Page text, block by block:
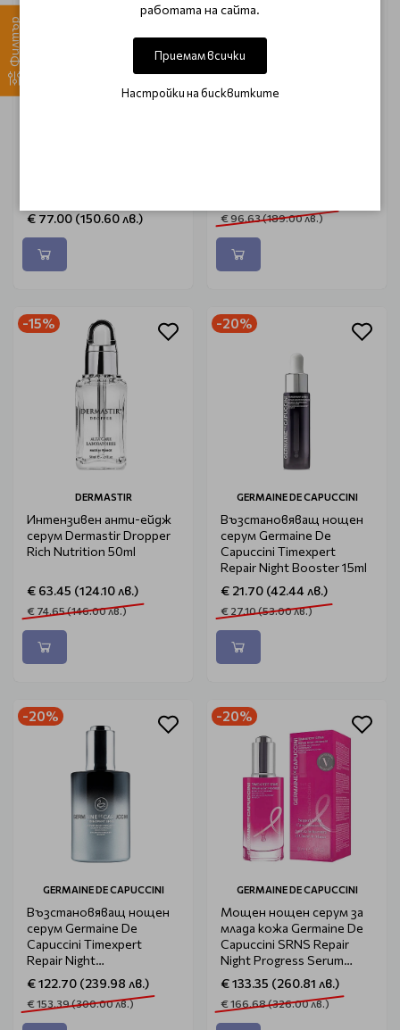
Филтър
€ 77.00 (150.60 лв.) € 96.63 (189.00 лв.)
-15%
DERMASTIR
Интензивен анти-ейдж
серум Dermastir Dropper
Rich Nutrition 50ml
€ 63.45 (124.10 лв.)
€ 74.65 (146.00 лв.)
-20%
GERMAINE DE CAPUCCINI
Възстановяващ нощен
серум Germaine De
Capuccini Timexpert
Repair Night Booster 15ml
€ 21.70 (42.44 лв.)
€ 27.10 (53.00 лв.)
-20%
GERMAINE DE CAPUCCINI
Възстановяващ нощен
серум Germaine De
Capuccini Timexpert
Repair Night
Booster 100ml
€ 122.70 (239.98 лв.)
€ 153.39 (300.00 лв.)
-20%
GERMAINE DE CAPUCCINI
Мощен нощен серум за
млада кожа Germaine De
Capuccini SRNS Repair
Night Progress Serum
50ml
€ 133.35 (260.81 лв.)
€ 166.68 (326.00 лв.)
работата на сайта.
Приемам всички
Настройки на бисквитките